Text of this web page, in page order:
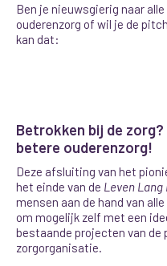
Ben je nieuwsgierig naar
ouderenzorg of wil je de
kan dat:
Betrokken bij de
betere ouderenzorg!
Deze afsluiting van het
het einde van de Leven Lang
mensen aan de hand van
om mogelijk zelf met een
bestaande projecten van de
zorgorganisatie.